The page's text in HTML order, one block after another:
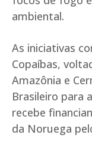
ambiental.
As iniciativas
Copaíbas,
Amazônia e
Brasileiro para
recebe
da Noruega